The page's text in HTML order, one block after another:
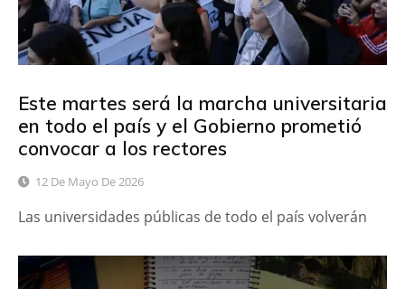
Este martes será la marcha universitaria
en todo el país y el Gobierno prometió
convocar a los rectores
12 De Mayo De 2026
Las universidades públicas de todo el país volverán